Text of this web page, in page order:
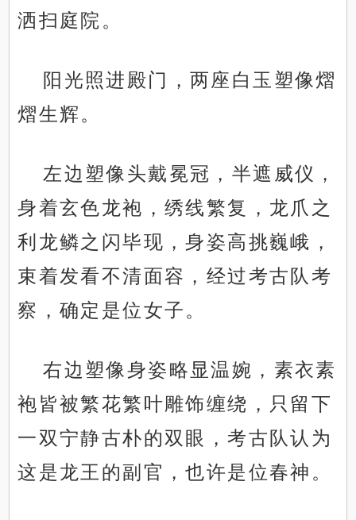
洒扫庭院。
阳光照进殿门，两座白玉塑像熠
熠生辉。
左边塑像头戴冕冠，半遮威仪，
身着玄色龙袍，绣线繁复，龙爪之
利龙鳞之闪毕现，身姿高挑巍峨，
束着发看不清面容，经过考古队考
察，确定是位女子。
右边塑像身姿略显温婉，素衣素
袍皆被繁花繁叶雕饰缠绕，只留下
一双宁静古朴的双眼，考古队认为
这是龙王的副官，也许是位春神。